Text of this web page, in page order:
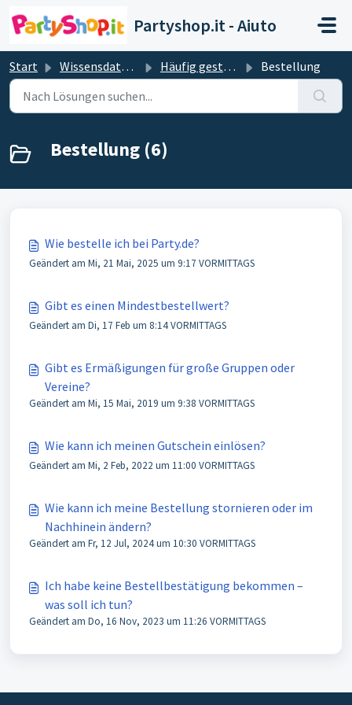
Partyshop.it - Aiuto
Start Wissensdatenbank Häufig gestellte Fragen & Antworten Bestellung
Bestellung (6)
Wie bestelle ich bei Party.de?
Geändert am Mi, 21 Mai, 2025 um 9:17 VORMITTAGS
Gibt es einen Mindestbestellwert?
Geändert am Di, 17 Feb um 8:14 VORMITTAGS
Gibt es Ermäßigungen für große Gruppen oder
Vereine?
Geändert am Mi, 15 Mai, 2019 um 9:38 VORMITTAGS
Wie kann ich meinen Gutschein einlösen?
Geändert am Mi, 2 Feb, 2022 um 11:00 VORMITTAGS
Wie kann ich meine Bestellung stornieren oder im
Nachhinein ändern?
Geändert am Fr, 12 Jul, 2024 um 10:30 VORMITTAGS
Ich habe keine Bestellbestätigung bekommen –
was soll ich tun?
Geändert am Do, 16 Nov, 2023 um 11:26 VORMITTAGS